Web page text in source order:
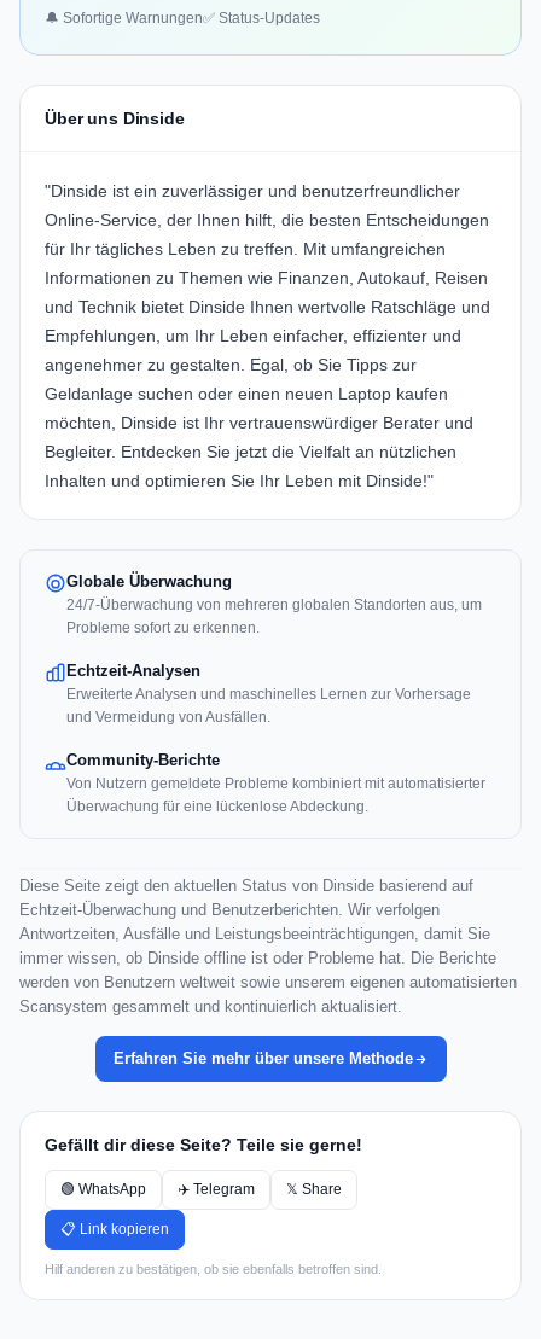
🔔 Sofortige Warnungen✅ Status-Updates
Über uns Dinside
"Dinside ist ein zuverlässiger und benutzerfreundlicher
Online-Service, der Ihnen hilft, die besten Entscheidungen
für Ihr tägliches Leben zu treffen. Mit umfangreichen
Informationen zu Themen wie Finanzen, Autokauf, Reisen
und Technik bietet Dinside Ihnen wertvolle Ratschläge und
Empfehlungen, um Ihr Leben einfacher, effizienter und
angenehmer zu gestalten. Egal, ob Sie Tipps zur
Geldanlage suchen oder einen neuen Laptop kaufen
möchten, Dinside ist Ihr vertrauenswürdiger Berater und
Begleiter. Entdecken Sie jetzt die Vielfalt an nützlichen
Inhalten und optimieren Sie Ihr Leben mit Dinside!"
Globale Überwachung
24/7-Überwachung von mehreren globalen Standorten aus, um
Probleme sofort zu erkennen.
Echtzeit-Analysen
Erweiterte Analysen und maschinelles Lernen zur Vorhersage
und Vermeidung von Ausfällen.
Community-Berichte
Von Nutzern gemeldete Probleme kombiniert mit automatisierter
Überwachung für eine lückenlose Abdeckung.
Diese Seite zeigt den aktuellen Status von Dinside basierend auf
Echtzeit-Überwachung und Benutzerberichten. Wir verfolgen
Antwortzeiten, Ausfälle und Leistungsbeeinträchtigungen, damit Sie
immer wissen, ob Dinside offline ist oder Probleme hat. Die Berichte
werden von Benutzern weltweit sowie unserem eigenen automatisierten
Scansystem gesammelt und kontinuierlich aktualisiert.
Erfahren Sie mehr über unsere Methode
Gefällt dir diese Seite? Teile sie gerne!
🟢 WhatsApp ✈️ Telegram 𝕏 Share
📋 Link kopieren
Hilf anderen zu bestätigen, ob sie ebenfalls betroffen sind.